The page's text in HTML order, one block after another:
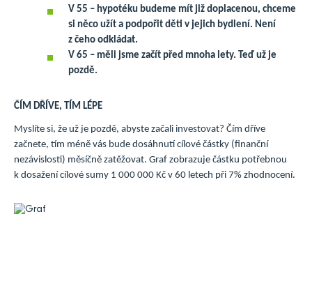
V 55 – hypotéku budeme mít již doplacenou, chceme
si něco užít a podpořit děti v jejich bydlení. Není
z čeho odkládat.
V 65 – měli jsme začít před mnoha lety. Teď už je
pozdě.
ČÍM DŘÍVE, TÍM LÉPE
Myslíte si, že už je pozdě, abyste začali investovat? Čím dříve
začnete, tím méně vás bude dosáhnutí cílové částky (finanční
nezávislosti) měsíčně zatěžovat. Graf zobrazuje částku potřebnou
k dosažení cílové sumy 1 000 000 Kč v 60 letech při 7% zhodnocení.